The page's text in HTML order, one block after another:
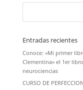
Entradas recientes
Conoce: «Mi primer
Clementina» el 1er
neurociencias
CURSO DE